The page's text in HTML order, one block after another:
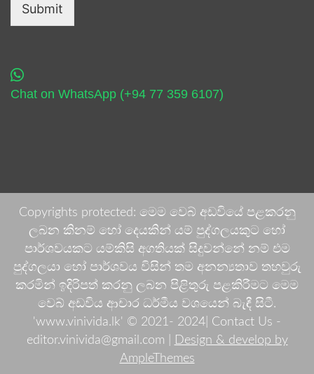
Submit
Chat on WhatsApp (+94 77 359 6107)
Copyrights protected: මෙම වෙබ් අඩවියේ පළකරනු
ලබන කිනම් හෝ දෙයකින් යම් පුද්ගලයකුට හෝ
පාර්ශවයකට යම්කිසි අගතියක් සිදුවන්නේ නම් එම
පුද්ගලයා හෝ පාර්ශවය විසින් තම අනන්‍යතාව තහවුරු
කරමින් ඉදිරිපත් කරනු ලබන පිළිතුරු පළකිරීමට මෙම
වෙබ් අඩවිය ආචාර ධර්මීය වශයෙන් බැඳී සිටී.
'www.vinivida.lk' © 2021- 2024| Contact Us -
editor.vinivida@gmail.com |
Design & develop by
AmpleThemes